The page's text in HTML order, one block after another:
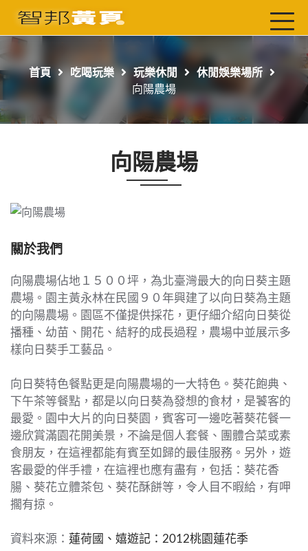
首頁
工商服務
首頁 吃喝玩樂 玩樂休閒
休閒娛樂場所
向陽農場
向陽農場
關於我們
向陽農場佔地１５００坪，為北臺灣最大的向日葵主題
農場。園主黃永林在民國９０年興建了以向日葵為主題
的向陽農場。園區不僅提供採花，更仔細介紹向日葵從
播種、幼苗、開花、結籽的成長過程，農場中並展示多
樣向日葵手工藝品。
向日葵特色餐點更是向陽農場的一大特色。葵花飽典、
下午茶等餐點，都是以向日葵為發想的食材，是饕客的
最愛。園中大片的向日葵園，賓客可一邊吃著葵花餐一
邊欣賞滿園花開美景，不論是個人套餐、團體合菜或素
食朋友，在這裡都能有賓至如歸的最佳服務。另外，遊
客最愛的伴手禮，在這裡也應有盡有，包括：葵花香
腸、葵花立體茶包、葵花酥餅等，令人目不暇給，有呷
擱有掠。
資料來源： 蓮荷國、嬉遊記：2012桃園蓮花季